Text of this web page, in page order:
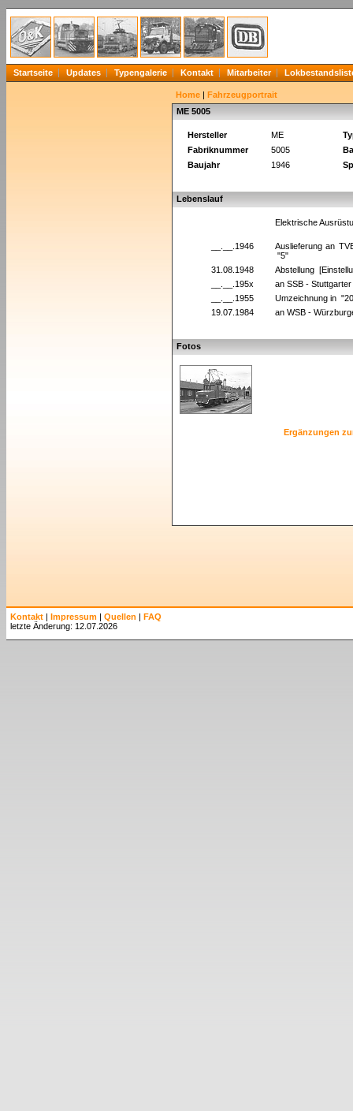
Startseite Updates Typengalerie Kontakt Mitarbeiter
Home | Fahrzeugportrait
ME 5005
Hersteller ME
Fabriknummer
5005
Baujahr
1946
Lebenslauf
Elektrische
__.__.1946
Auslieferung an
"5"
31.08.1948
Abstellung
__.__.195x
an SSB -
__.__.1955
Umzeichnung in
19.07.1984
an WSB -
Fotos
Ergänzungen
Kontakt | Impressum | Quellen | FAQ
letzte Änderung: 12.07.2026